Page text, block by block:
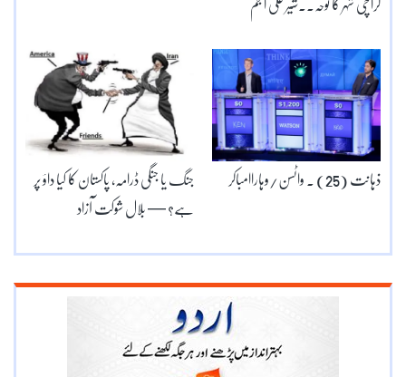
کراچی شہر کا نوحہ۔۔شیر علی انجم
جنگ یا جنگی ڈرامہ, پاکستان کا کیا داؤ پر
ہے؟ — بلال شوکت آزاد
ذہانت (25) ۔ واٹسن/وہاراامباکر